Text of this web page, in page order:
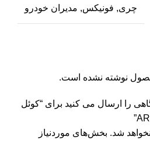
چری, فونیکس, مدیران خودرو
نوشته نشده است.
را ارسال می کنید برای “کوئل
شد. بخش‌های موردنیاز